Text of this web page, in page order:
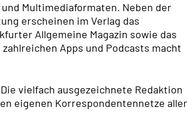
Multimediaformaten. Neben der
erscheinen im Verlag das
Allgemeine Magazin sowie das
Apps und Podcasts macht
vielfach ausgezeichnete Redaktion
eigenen Korrespondentennetze aller